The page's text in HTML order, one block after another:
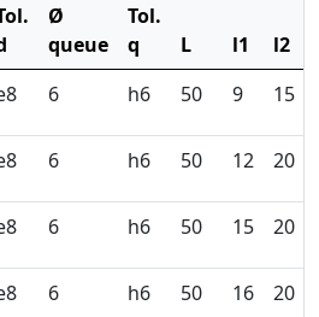
Ø
queue
Tol.
q
L l1 l2
6 h6 50 9 15
6 h6 50 12 20
6 h6 50 15 20
6 h6 50 16 20